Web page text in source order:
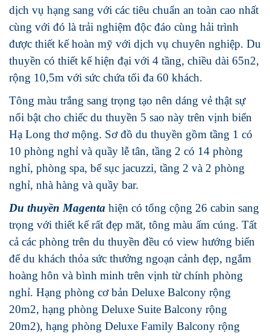
dịch vụ hạng sang với các tiêu chuẩn an toàn cao nhất
cùng với đó là trải nghiệm độc đáo cùng hải trình
được thiết kế hoàn mỹ với dịch vụ chuyên nghiệp. Du
thuyền có thiết kế hiện đại với 4 tầng, chiều dài 65n2,
rộng 10,5m với sức chứa tối đa 60 khách.
Tông màu trắng sang trọng tạo nên dáng vẻ thật sự
nổi bật cho chiếc du thuyền 5 sao này trên vịnh biển
Hạ Long thơ mộng. Sơ đồ du thuyền gồm tầng 1 có
10 phòng nghỉ và quầy lễ tân, tầng 2 có 14 phòng
nghỉ, phòng spa, bể sục jacuzzi, tầng 2 và 2 phòng
nghỉ, nhà hàng và quầy bar.
Du thuyền Magenta hiện có tổng cộng 26 cabin sang
trọng với thiết kế rất đẹp măt, tông màu ấm cúng. Tất
cả các phòng trên du thuyền đều có view hướng biển
để du khách thỏa sức thưởng ngoạn cảnh đẹp, ngắm
hoàng hôn và bình minh trên vịnh từ chính phòng
nghỉ. Hạng phòng cơ bản Deluxe Balcony rộng
20m2, hạng phòng Deluxe Suite Balcony rộng
20m2), hạng phòng Deluxe Family Balcony rộng